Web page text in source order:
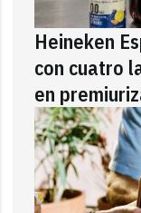
Heineken
con cuatro
en